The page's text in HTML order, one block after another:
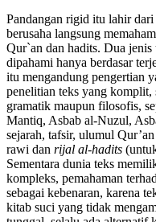
Pandangan rigid itu lahir
berusaha langsung
Qur`an dan hadits. Dua
dipahami hanya berdasar
itu mengandung pengertian
penelitian teks yang komplit,
gramatik maupun filosofis,
Mantiq, Asbab al-Nuzul,
sejarah, tafsir, ulumul
rawi dan rijal al-hadits
Sementara dunia teks
kompleks, pemahaman
sebagai kebenaran, karena
kitab suci yang tidak